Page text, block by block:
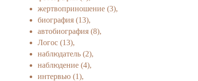
жертвоприношение (3),
биография (13),
автобиография (8),
Логос (13),
наблюдатель (2),
наблюдение (4),
интервью (1),